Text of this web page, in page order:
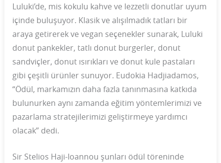
Luluki’de, mis kokulu kahve ve lezzetli donutlar uyum
içinde buluşuyor. Klasik ve alışılmadık tatları bir
araya getirerek ve vegan seçenekler sunarak, Luluki
donut pankekler, tatlı donut burgerler, donut
sandviçler, donut ısırıkları ve donut kule pastaları
gibi çeşitli ürünler sunuyor. Eudokia Hadjiadamos,
“Ödül, markamızın daha fazla tanınmasına katkıda
bulunurken aynı zamanda eğitim yöntemlerimizi ve
pazarlama stratejilerimizi geliştirmeye yardımcı
olacak” dedi.
Sir Stelios Haji-Ioannou şunları ödül töreninde